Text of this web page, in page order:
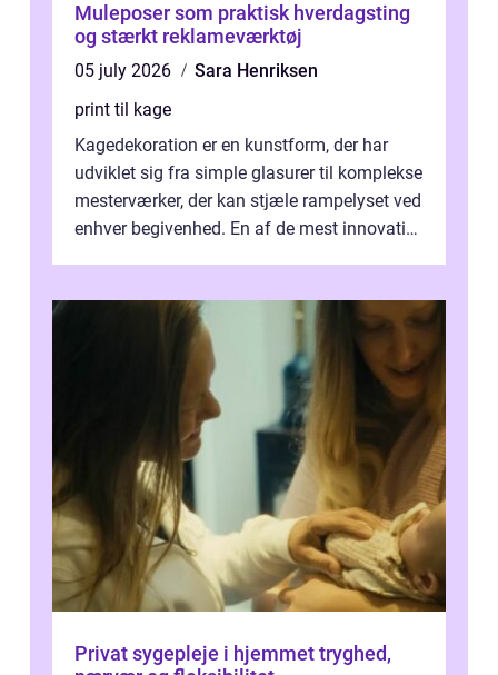
Muleposer som praktisk hverdagsting
og stærkt reklameværktøj
05 july 2026
Sara Henriksen
print til kage
Kagedekoration er en kunstform, der har
udviklet sig fra simple glasurer til komplekse
mesterværker, der kan stjæle rampelyset ved
enhver begivenhed. En af de mest innovative
Privat sygepleje i hjemmet tryghed,